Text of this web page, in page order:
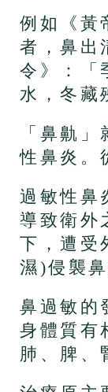
例如《黃
者，鼻出
令》：「
水，冬藏
「鼻鼽
性鼻炎。
過敏性鼻
導致衛外
下，遭受
濕)侵襲
鼻過敏的
身體質有
肺、脾、